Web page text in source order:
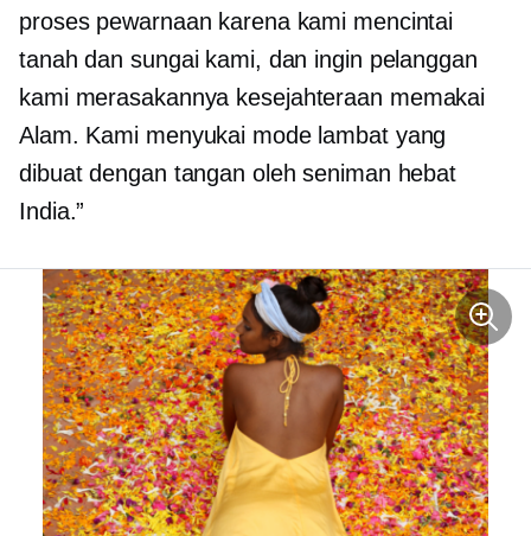
proses pewarnaan karena kami mencintai
tanah dan sungai kami, dan ingin pelanggan
kami merasakannya kesejahteraan memakai
Alam. Kami menyukai mode lambat yang
dibuat dengan tangan oleh seniman hebat
India.”